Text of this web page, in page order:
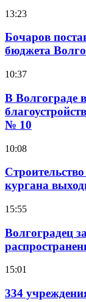
13:23
Бочаров
бюджета
10:37
В Волгограде
№ 10
10:08
кургана
15:55
Волгоградец
15:01
334